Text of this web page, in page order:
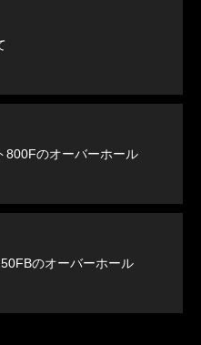
800Fのオーバーホール
のオーバーホール